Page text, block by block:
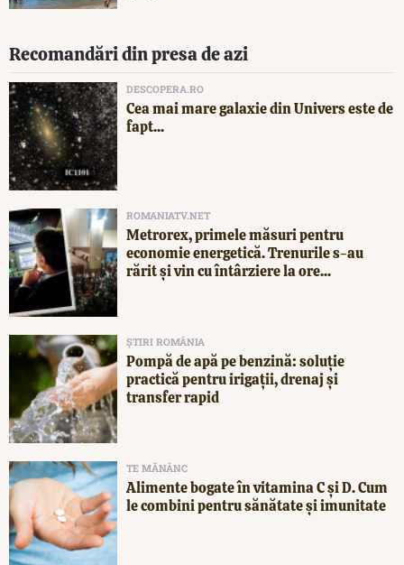
Recomandări din presa de azi
DESCOPERA.RO
Cea mai mare galaxie din Univers este de
fapt...
ROMANIATV.NET
Metrorex, primele măsuri pentru
economie energetică. Trenurile s-au
rărit și vin cu întârziere la ore...
ȘTIRI ROMÂNIA
Pompă de apă pe benzină: soluție
practică pentru irigații, drenaj și
transfer rapid
TE MĂNÂNC
Alimente bogate în vitamina C și D. Cum
le combini pentru sănătate și imunitate